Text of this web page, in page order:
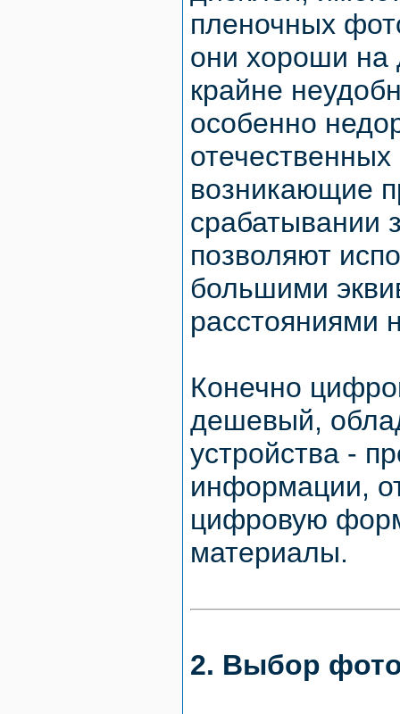
пленочных
они хороши на
крайне
особенно
возникающие
срабатывании
позволяют
большими
расстояниями
Конечно
дешевый,
устройства -
информации,
цифровую
материалы.
2. Выбор